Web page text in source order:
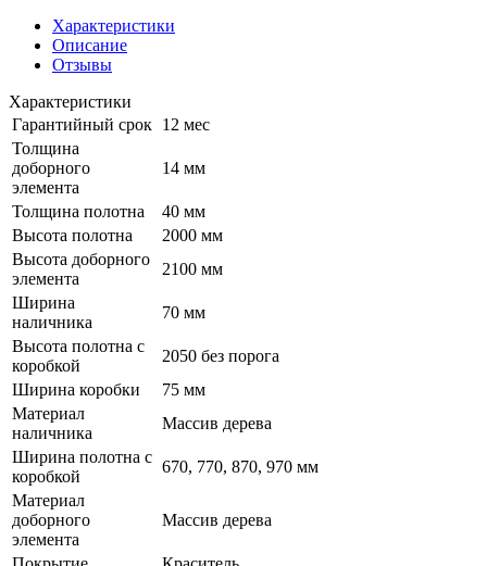
Характеристики
Описание
Отзывы
Характеристики
Гарантийный срок 12 мес
Толщина
доборного
элемента
14 мм
Толщина полотна
40 мм
Высота полотна
2000 мм
Высота доборного
элемента
2100 мм
Ширина
наличника
70 мм
Высота полотна с
коробкой
2050 без порога
Ширина коробки
75 мм
Материал
наличника
Массив дерева
Ширина полотна с
коробкой
670, 770, 870, 970 мм
Материал
доборного
элемента
Массив дерева